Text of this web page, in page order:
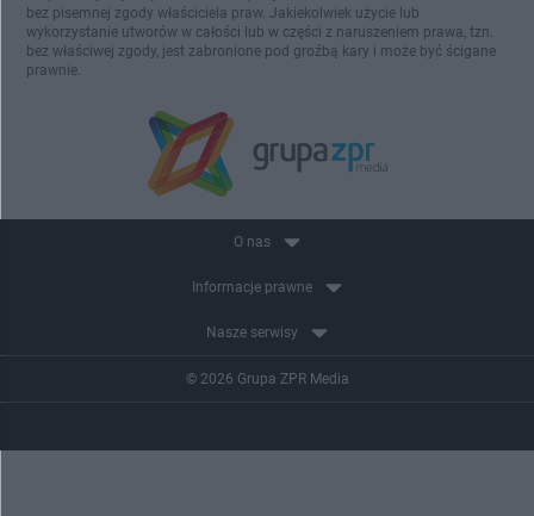
bez pisemnej zgody właściciela praw. Jakiekolwiek użycie lub
wykorzystanie utworów w całości lub w części z naruszeniem prawa, tzn.
bez właściwej zgody, jest zabronione pod groźbą kary i może być ścigane
prawnie.
O nas
Informacje prawne
Nasze serwisy
© 2026 Grupa ZPR Media